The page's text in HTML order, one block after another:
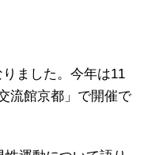
ました。今年は11
流館京都」で開催で